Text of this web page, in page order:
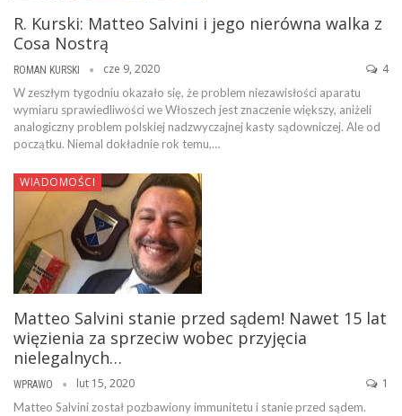
R. Kurski: Matteo Salvini i jego nierówna walka z
Cosa Nostrą
ROMAN KURSKI cze 9, 2020 4
W zeszłym tygodniu okazało się, że problem niezawisłości aparatu
wymiaru sprawiedliwości we Włoszech jest znaczenie większy, aniżeli
analogiczny problem polskiej nadzwyczajnej kasty sądowniczej. Ale od
początku. Niemal dokładnie rok temu,…
WIADOMOŚCI
Matteo Salvini stanie przed sądem! Nawet 15 lat
więzienia za sprzeciw wobec przyjęcia
nielegalnych…
WPRAWO lut 15, 2020 1
Matteo Salvini został pozbawiony immunitetu i stanie przed sądem.